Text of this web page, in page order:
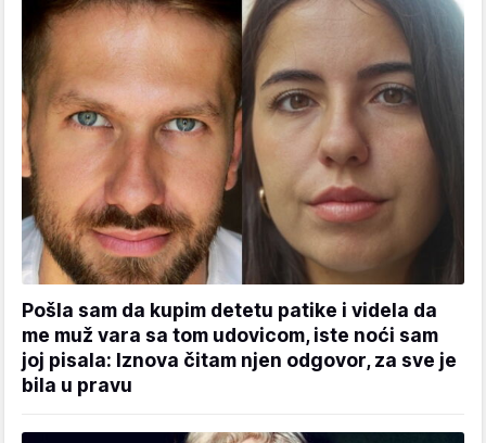
Pošla sam da kupim detetu patike i videla da
me muž vara sa tom udovicom, iste noći sam
joj pisala: Iznova čitam njen odgovor, za sve je
bila u pravu